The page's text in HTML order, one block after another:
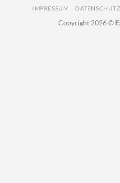
IMPRESSUM DATENSCHUTZ
Copyright 2026 ©